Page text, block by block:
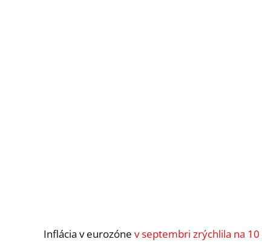
Inflácia v eurozóne v septembri zrýchlila na 10